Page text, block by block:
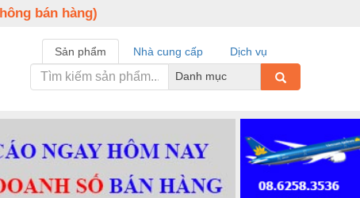
bán hàng)
Sản phẩm Nhà cung cấp
Dịch vụ
Danh mục